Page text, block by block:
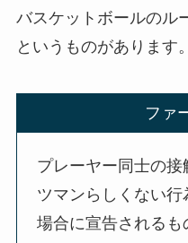
バスケットボールのル
というものがあります。
ファ
プレーヤー同士の
ツマンらしくない
場合に宣告されるも